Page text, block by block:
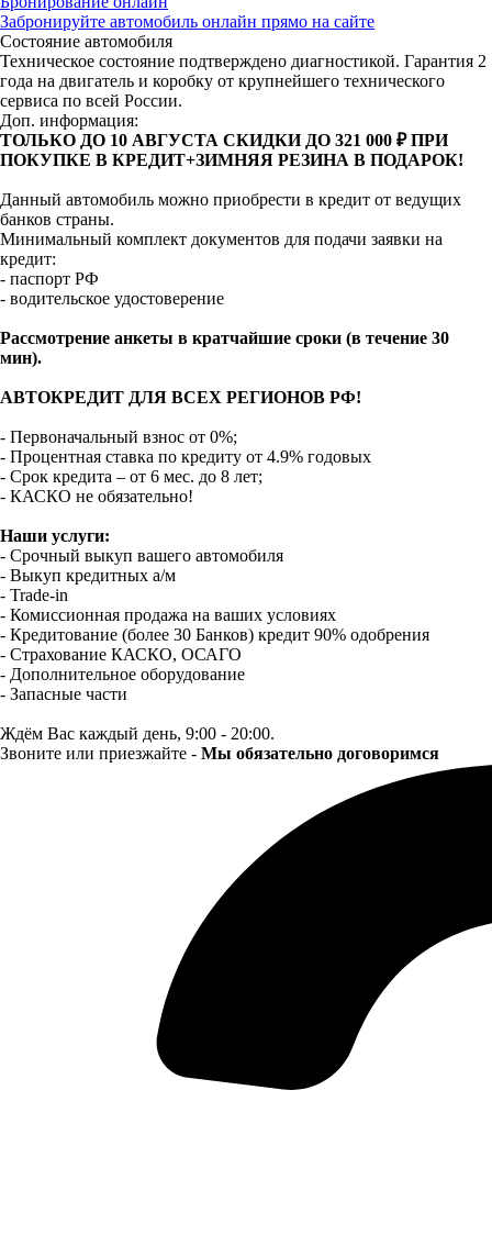
Забронируйте автомобиль онлайн прямо на сайте
Состояние автомобиля
Техническое состояние подтверждено диагностикой. Гарантия 2
года на двигатель и коробку от крупнейшего технического
сервиса по всей России.
Доп. информация:
ТОЛЬКО ДО 10 АВГУСТА СКИДКИ ДО 321 000 ₽ ПРИ
ПОКУПКЕ В КРЕДИТ+ЗИМНЯЯ РЕЗИНА В ПОДАРОК!
Данный автомобиль можно приобрести в кредит от ведущих
банков страны.
Минимальный комплект документов для подачи заявки на
кредит:
- паспорт РФ
- водительское удостоверение
Рассмотрение анкеты в кратчайшие сроки (в течение 30
мин).
АВТОКРЕДИТ ДЛЯ ВСЕХ РЕГИОНОВ РФ!
- Первоначальный взнос от 0%;
- Процентная ставка по кредиту от 4.9% годовых
- Срок кредита – от 6 мес. до 8 лет;
- КАСКО не обязательно!
Наши услуги:
- Срочный выкуп вашего автомобиля
- Выкуп кредитных а/м
- Trade-in
- Комиссионная продажа на ваших условиях
- Кредитование (более 30 Банков) кредит 90% одобрения
- Страхование КАСКО, ОСАГО
- Дополнительное оборудование
- Запасные части
Ждём Вас каждый день, 9:00 - 20:00.
Звоните или приезжайте - Мы обязательно договоримся